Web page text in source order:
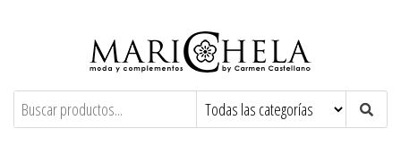
Marichela By Carmen Castellano